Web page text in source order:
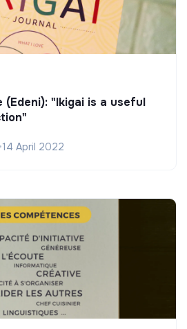
(Edeni): "Ikigai is a useful
•14 April 2022